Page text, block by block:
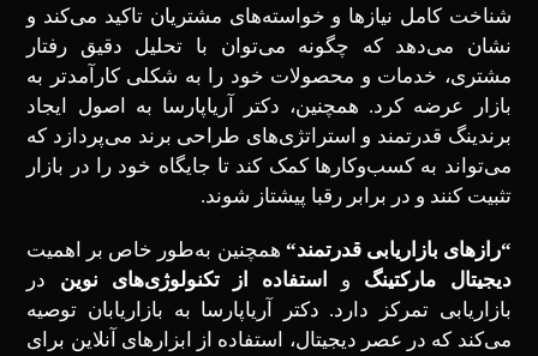
شناخت کامل نیازها و خواسته‌های مشتریان تاکید می‌کند و
نشان می‌دهد که چگونه می‌توان با تحلیل دقیق رفتار
مشتری، خدمات و محصولات خود را به شکلی کارآمدتر به
بازار عرضه کرد. همچنین، دکتر آریاپارسا به اصول ایجاد
برندینگ قدرتمند و استراتژی‌های طراحی برند می‌پردازد که
می‌تواند به کسب‌وکارها کمک کند تا جایگاه خود را در بازار
تثبیت کنند و در برابر رقبا پیشتاز شوند.
“رازهای بازاریابی قدرتمند“ همچنین به‌طور خاص بر اهمیت
دیجیتال مارکتینگ و استفاده از تکنولوژی‌های نوین در
بازاریابی تمرکز دارد. دکتر آریاپارسا به بازاریابان توصیه
می‌کند که در عصر دیجیتال، استفاده از ابزارهای آنلاین برای